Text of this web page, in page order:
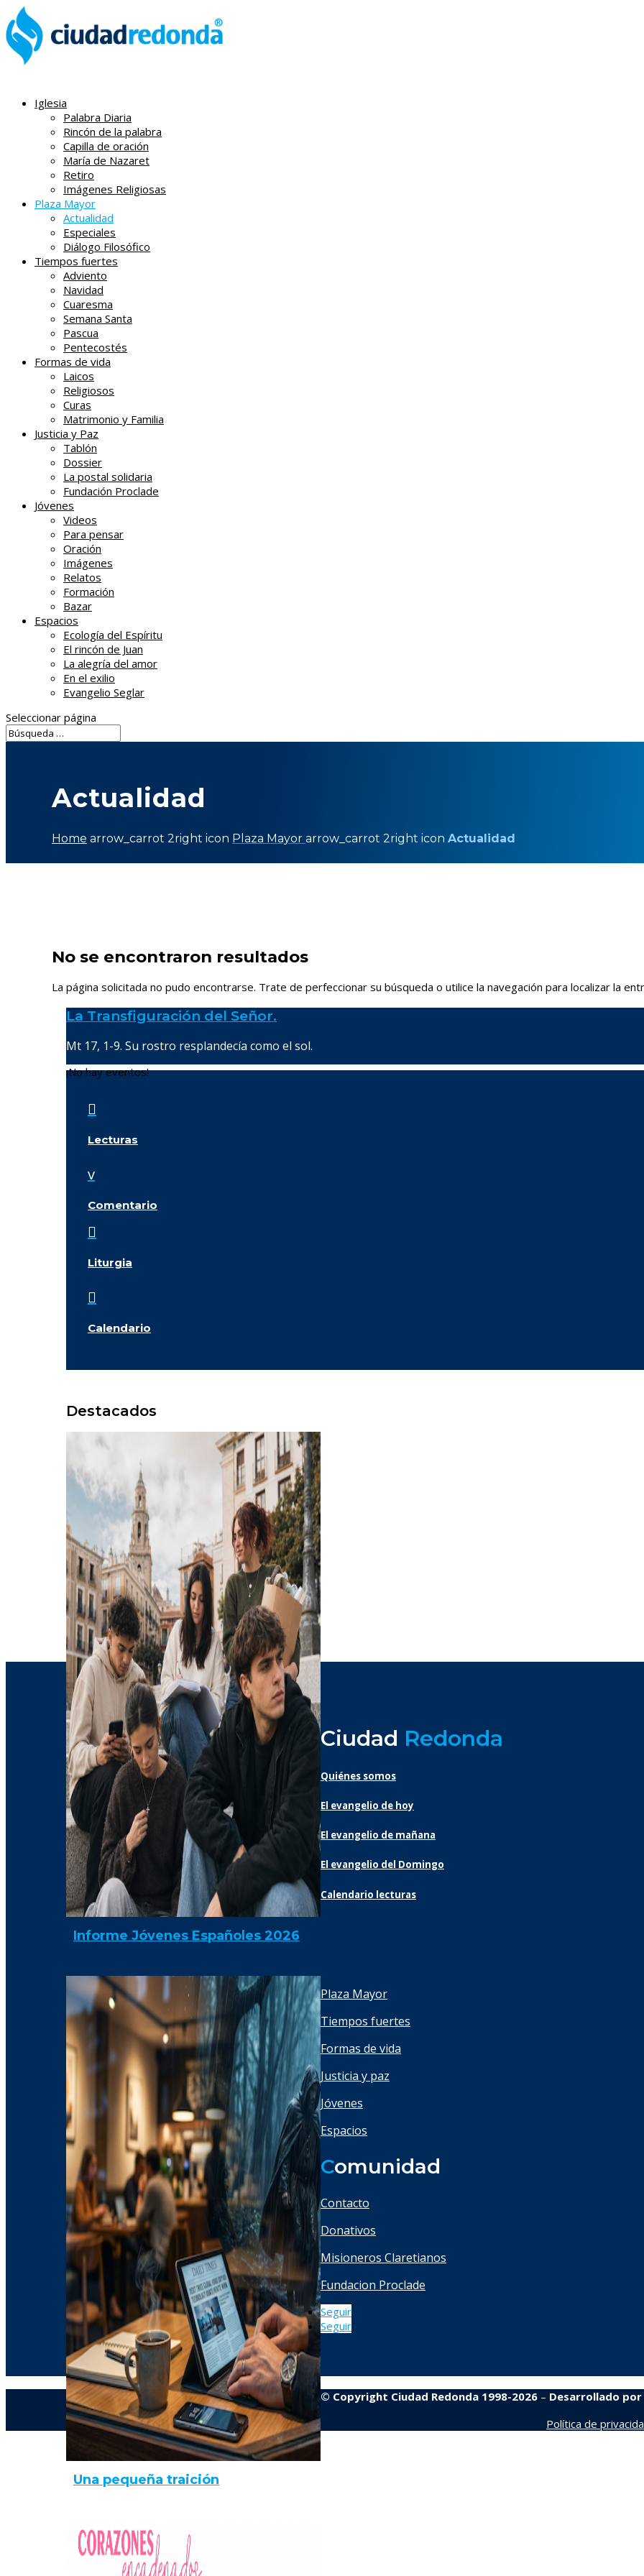
Iglesia
Palabra Diaria
Rincón de la palabra
Capilla de oración
María de Nazaret
Retiro
Imágenes Religiosas
Plaza Mayor
Actualidad
Especiales
Diálogo Filosófico
Tiempos fuertes
Adviento
Navidad
Cuaresma
Semana Santa
Pascua
Pentecostés
Formas de vida
Laicos
Religiosos
Curas
Matrimonio y Familia
Justicia y Paz
Tablón
Dossier
La postal solidaria
Fundación Proclade
Jóvenes
Videos
Para pensar
Oración
Imágenes
Relatos
Formación
Bazar
Espacios
Ecología del Espíritu
El rincón de Juan
La alegría del amor
En el exilio
Evangelio Seglar
Seleccionar página
Actualidad
Home arrow_carrot 2right icon Plaza Mayor arrow_carrot 2right icon Actualidad
No se encontraron resultados
La página solicitada no pudo encontrarse. Trate de perfeccionar su búsqueda o utilice la navegación para localizar la
La Transfiguración del Señor.
Mt 17, 1-9. Su rostro resplandecía como el sol.
¡No hay eventos!

Lecturas
v
Comentario

Liturgia

Calendario
Destacados
Informe Jóvenes Españoles 2026
Una pequeña traición
Ciudad Redonda
Quiénes somos
El evangelio de hoy
El evangelio de mañana
El evangelio del Domingo
Calendario lecturas
Plaza Mayor
Tiempos fuertes
Formas de vida
Justicia y paz
Jóvenes
Espacios
Comunidad
Contacto
Donativos
Misioneros Claretianos
Fundacion Proclade
Seguir
Seguir
© Copyright Ciudad Redonda 1998-2026 – Desarrollado por
Política de